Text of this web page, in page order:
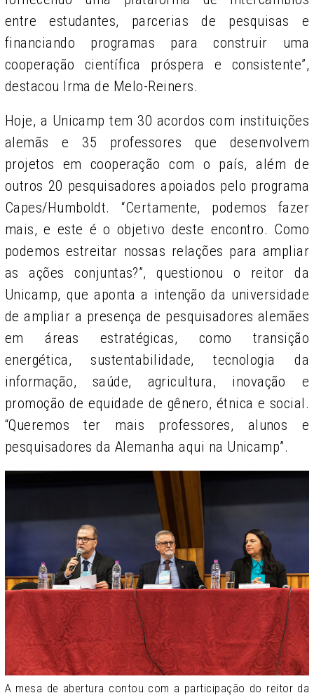
entre estudantes, parcerias de pesquisas e
financiando programas para construir uma
cooperação científica próspera e consistente”,
destacou Irma de Melo-Reiners.
Hoje, a Unicamp tem 30 acordos com instituições
alemãs e 35 professores que desenvolvem
projetos em cooperação com o país, além de
outros 20 pesquisadores apoiados pelo programa
Capes/Humboldt. “Certamente, podemos fazer
mais, e este é o objetivo deste encontro. Como
podemos estreitar nossas relações para ampliar
as ações conjuntas?”, questionou o reitor da
Unicamp, que aponta a intenção da universidade
de ampliar a presença de pesquisadores alemães
em áreas estratégicas, como transição
energética, sustentabilidade, tecnologia da
informação, saúde, agricultura, inovação e
promoção de equidade de gênero, étnica e social.
“Queremos ter mais professores, alunos e
pesquisadores da Alemanha aqui na Unicamp”.
A mesa de abertura contou com a participação do reitor da